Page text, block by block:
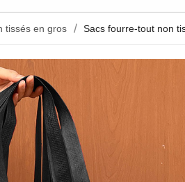
tissés en gros Sacs fourre-tout non